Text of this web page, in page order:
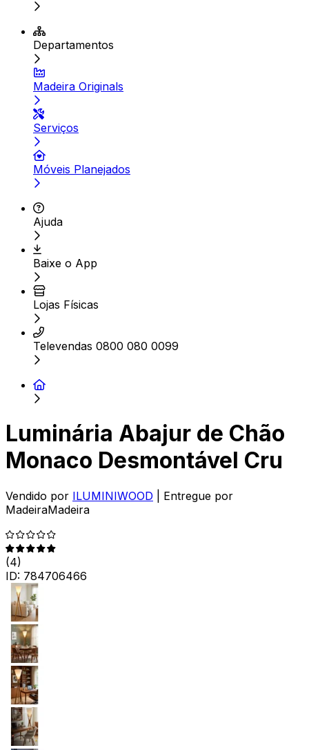
Departamentos
Madeira Originals
Serviços
Móveis Planejados
Ajuda
Baixe o App
Lojas Físicas
Televendas 0800 080 0099
Luminária Abajur de Chão
Monaco Desmontável Cru
Vendido por ILUMINIWOOD
| Entregue por
MadeiraMadeira
(4)
ID: 784706466